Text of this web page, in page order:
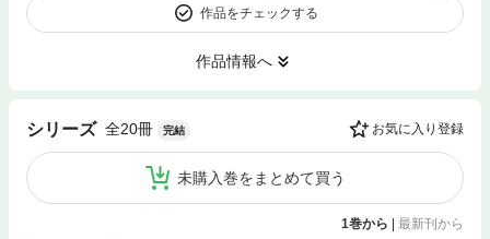
作品をチェックする
作品情報へ
シリーズ 全20冊 完結 お気に入り登録
未購入巻をまとめて買う
1巻から 最新刊から